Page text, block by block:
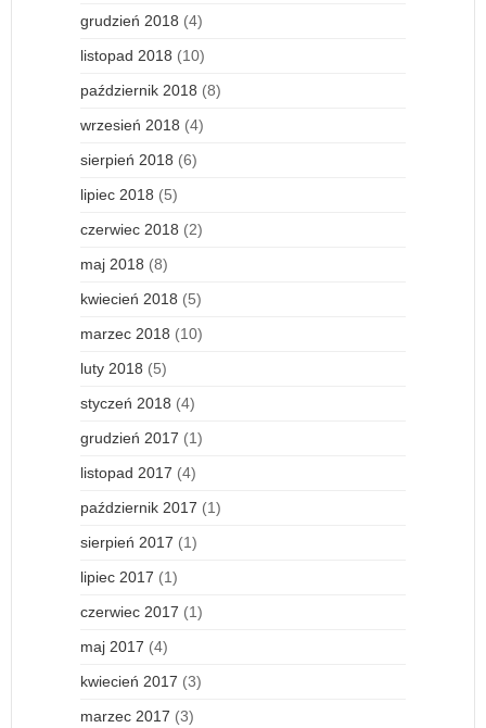
grudzień 2018 (4)
listopad 2018 (10)
październik 2018 (8)
wrzesień 2018 (4)
sierpień 2018 (6)
lipiec 2018 (5)
czerwiec 2018 (2)
maj 2018 (8)
kwiecień 2018 (5)
marzec 2018 (10)
luty 2018 (5)
styczeń 2018 (4)
grudzień 2017 (1)
listopad 2017 (4)
październik 2017 (1)
sierpień 2017 (1)
lipiec 2017 (1)
czerwiec 2017 (1)
maj 2017 (4)
kwiecień 2017 (3)
marzec 2017 (3)